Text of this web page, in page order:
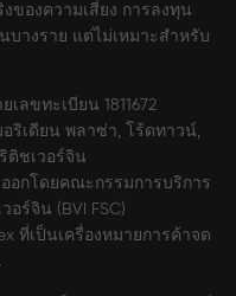
ของความเสี่ยง การลงทุน
บางราย แต่ไม่เหมาะสำหรับ
ลขทะเบียน 1811672
ริเดียน พลาซ่า, โร้ดทาวน์,
ติชเวอร์จิน
อกโดยคณะกรรมการบริการ
อร์จิน (BVI FSC)
ที่เป็นเครื่องหมายการค้าจด